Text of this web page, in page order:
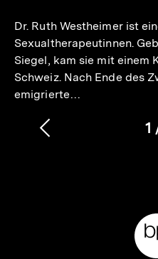
Dr. Ruth Westheimer ist
Sexualtherapeutinnen.
Siegel, kam sie mit einem
Schweiz. Nach Ende des
emigrierte…
1
Vorherigen